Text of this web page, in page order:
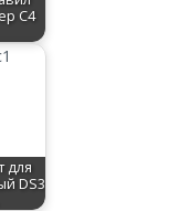
C4
для
DS3